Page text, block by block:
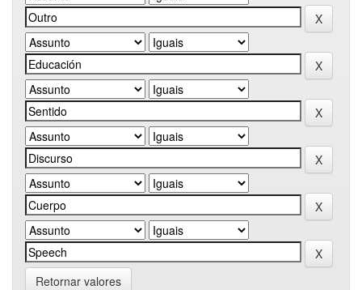
Retornar valores